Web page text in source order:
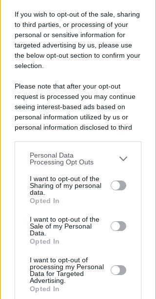
If you wish to opt-out of the sale, sharing
to third parties, or processing of your
personal or sensitive information for
targeted advertising by us, please use
the below opt-out section to confirm your
selection.
Please note that after your opt-out
request is processed you may continue
seeing interest-based ads based on
personal information utilized by us or
personal information disclosed to third
You may separately opt-out of the further
disclosure of your personal information
by third parties on the IAB’s list of
downstream participants.
by us to third parties on the IAB’s List of
Downstream Participants that may
further disclose it to other third parties.
Personal Data
Processing Opt Outs
I want to opt-out of the
Sharing of my personal
data.
Opted In
I want to opt-out of the
Sale of my Personal
Data.
Opted In
I want to opt-out of
processing my Personal
Data for Targeted
Advertising.
Opted In
Piano Arenile. Renzi (FdI):
maldestro tentativo di
urbanizzare la spiaggia
diRedazione
SABATO AL "BIANCHELLI"
match tra Vigor Senigallia e
Rimini
Icaro Sport